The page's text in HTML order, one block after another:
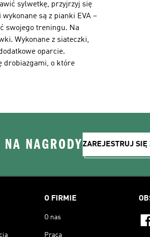
sylwetkę, przyjrzyj się
są z pianki EVA –
swojego treningu. Na
Wykonane z siateczki,
oparcie.
drobiazgami, o które
NAGRODYZAREJESTRUJ SIĘ
O FIRMIE
O nas
Praca